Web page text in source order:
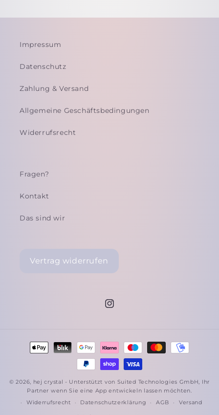
Impressum
Datenschutz
Zahlung & Versand
Allgemeine Geschäftsbedingungen
Widerrufsrecht
Fragen?
Kontakt
Das sind wir
Vertrag widerrufen
Instagram
Zahlungsmethoden
© 2026, hej crystal - Unterstützt von Suited Technologies GmbH, Ihr
Partner wenn Sie eine App entwickeln lassen möchten.
Widerrufsrecht
Datenschutzerklärung AGB Versand